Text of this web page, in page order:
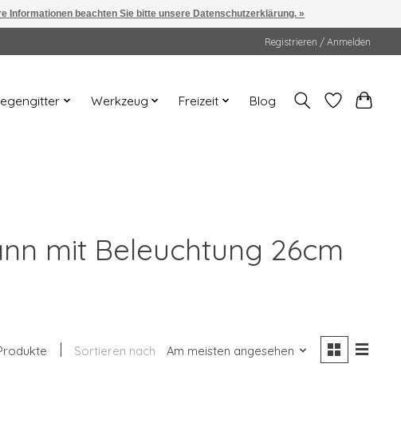
Registrieren / Anmelden
Werkzeug Freizeit Blog
mit Beleuchtung 26cm
Sortieren nach Am meisten angesehen
Informationen beachten Sie bitte unsere Datenschutzerklärung. »